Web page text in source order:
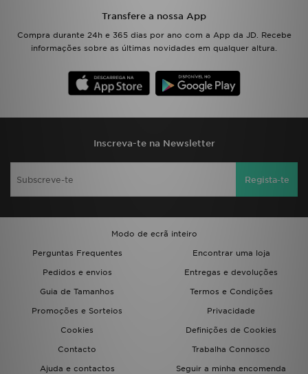
Transfere a nossa App
Compra durante 24h e 365 dias por ano com a App da JD. Recebe
informações sobre as últimas novidades em qualquer altura.
Inscreva-te na Newsletter
Regista-te
Modo de ecrã inteiro
Perguntas Frequentes
Encontrar uma loja
Pedidos e envios
Entregas e devoluções
Guia de Tamanhos
Termos e Condições
Promoções e Sorteios
Privacidade
Cookies
Definições de Cookies
Contacto
Trabalha Connosco
Ajuda e contactos
Seguir a minha encomenda